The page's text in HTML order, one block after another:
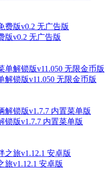
版v0.2 无广告版
解锁版v11.050 无限金币版
锁版v1.7.7 内置菜单版
旅v1.12.1 安卓版